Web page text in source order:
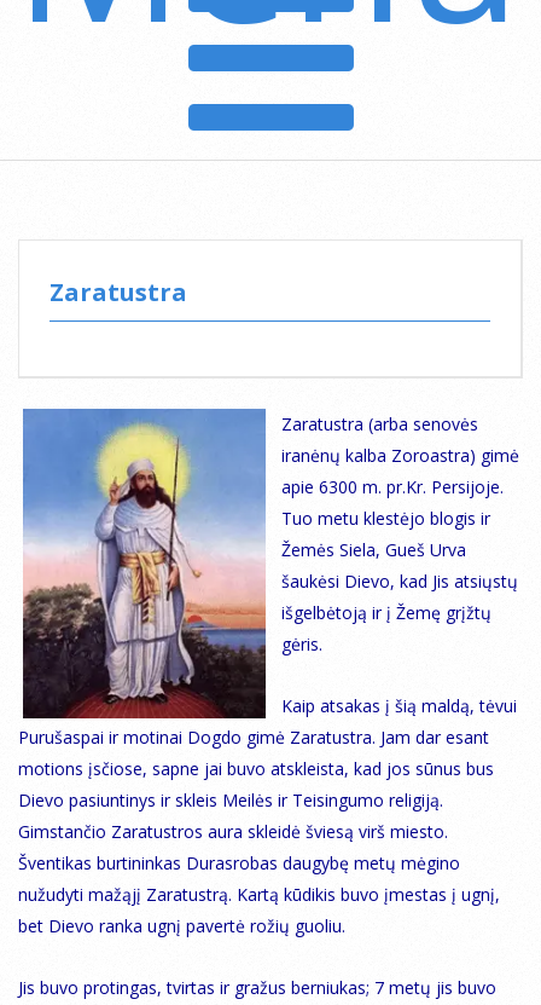
Zaratustra
Zaratustra (arba senovės
iranėnų kalba Zoroastra) gimė
apie 6300 m. pr.Kr. Persijoje.
Tuo metu klestėjo blogis ir
Žemės Siela, Gueš Urva
šaukėsi Dievo, kad Jis atsiųstų
išgelbėtoją ir į Žemę grįžtų
gėris.
Kaip atsakas į šią maldą, tėvui
Purušaspai ir motinai Dogdo gimė Zaratustra. Jam dar esant
motions įsčiose, sapne jai buvo atskleista, kad jos sūnus bus
Dievo pasiuntinys ir skleis Meilės ir Teisingumo religiją.
Gimstančio Zaratustros aura skleidė šviesą virš miesto.
Šventikas burtininkas Durasrobas daugybę metų mėgino
nužudyti mažąjį Zaratustrą. Kartą kūdikis buvo įmestas į ugnį,
bet Dievo ranka ugnį pavertė rožių guoliu.
Jis buvo protingas, tvirtas ir gražus berniukas; 7 metų jis buvo